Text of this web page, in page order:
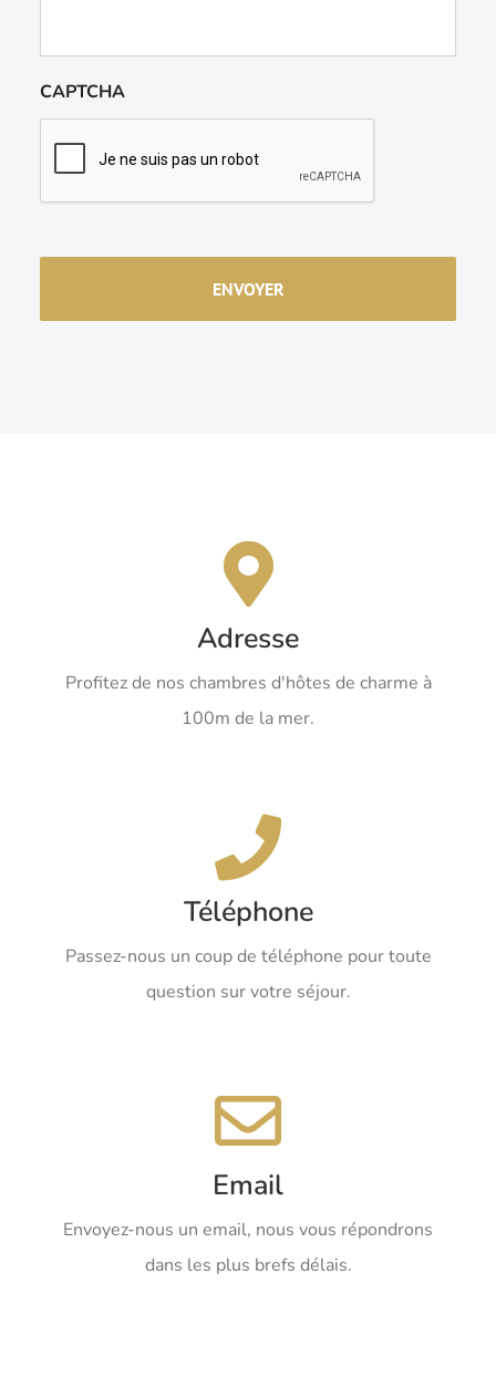
CAPTCHA
Adresse
Profitez de nos chambres d'hôtes de charme à
100m de la mer.
Adresse
LES CORDERIES
7, rue Jean Yole
85100 Les Sables d’Olonne
Téléphone
Passez-nous un coup de téléphone pour toute
question sur votre séjour.
Téléphone
+33(0)6.72.77.77.83.
Email
Envoyez-nous un email, nous vous répondrons
dans les plus brefs délais.